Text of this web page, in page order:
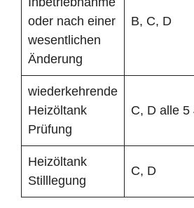
oder nach einer
wesentlichen
Änderung
B, C, D
wiederkehrende
Heizöltank
Prüfung
C, D alle 5
Heizöltank
Stilllegung
C, D